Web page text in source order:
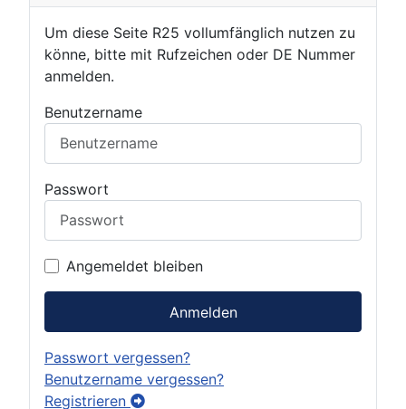
Um diese Seite R25 vollumfänglich nutzen zu
könne, bitte mit Rufzeichen oder DE Nummer
anmelden.
Benutzername
Passwort
Angemeldet bleiben
Anmelden
Passwort vergessen?
Benutzername vergessen?
Registrieren